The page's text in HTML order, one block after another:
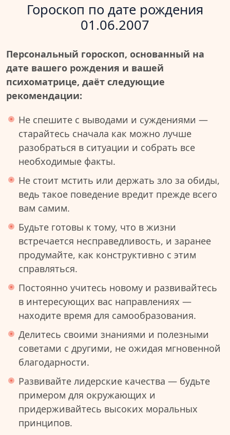
Гороскоп по дате рождения
01.06.2007
Персональный гороскоп, основанный на
дате вашего рождения и вашей
психоматрице, даёт следующие
рекомендации:
Не спешите с выводами и суждениями —
старайтесь сначала как можно лучше
разобраться в ситуации и собрать все
необходимые факты.
Не стоит мстить или держать зло за обиды,
ведь такое поведение вредит прежде всего
вам самим.
Будьте готовы к тому, что в жизни
встречается несправедливость, и заранее
продумайте, как конструктивно с этим
справляться.
Постоянно учитесь новому и развивайтесь
в интересующих вас направлениях —
находите время для самообразования.
Делитесь своими знаниями и полезными
советами с другими, не ожидая мгновенной
благодарности.
Развивайте лидерские качества — будьте
примером для окружающих и
придерживайтесь высоких моральных
принципов.